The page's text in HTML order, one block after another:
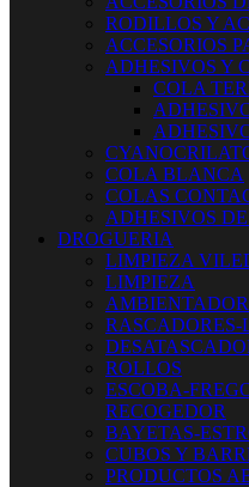
RODILLOS Y
ACCESORIOS
ADHESIVOS Y
COLA
COLA BLANCA
COLAS
ADHESIVOS
DROGUERIA
LIMPIEZA
LIMPIEZA
ROLLOS
ESCOBA-
RECOGEDOR
BAYETAS-
CUBOS Y
PRODUCTOS